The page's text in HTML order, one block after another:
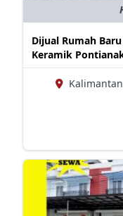
Dijual Rumah
Keramik